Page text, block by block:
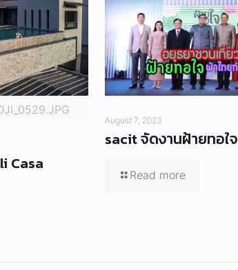
Casa
August 7, 2023
sacit จัดงานฝ้ายทอใจ
Read more